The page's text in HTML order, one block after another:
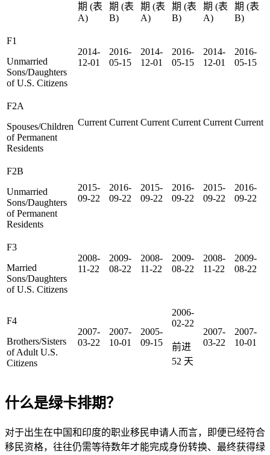
期 (表
A)
期 (表
B)
期 (表
A)
期 (表
B)
期 (表
A)
期 (表
B)
F1
Unmarried
Sons/Daughters
of U.S. Citizens
2014-
12-01
2016-
05-15
2014-
12-01
2016-
05-15
2014-
12-01
2016-
05-15
F2A
Spouses/Children
of Permanent
Residents
Current Current Current Current Current Current
F2B
Unmarried
Sons/Daughters
of Permanent
Residents
2015-
09-22
2016-
09-22
2015-
09-22
2016-
09-22
2015-
09-22
2016-
09-22
F3
Married
Sons/Daughters
of U.S. Citizens
2008-
11-22
2009-
08-22
2008-
11-22
2009-
08-22
2008-
11-22
2009-
08-22
F4
Brothers/Sisters
of Adult U.S.
Citizens
2007-
03-22
2007-
10-01
2005-
09-15
2006-
02-22
前进
52 天
2007-
03-22
2007-
10-01
什么是绿卡排期？
对于出生在中国和印度的职业移民申请人而言，即便已经符合
移民资格，往往仍需等待数年才能完成身份转换、最终获得绿